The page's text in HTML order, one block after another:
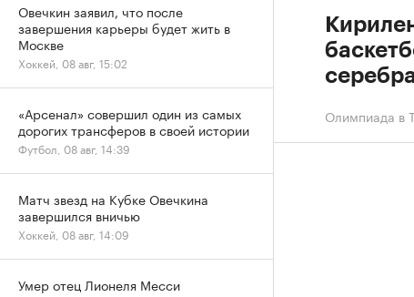
Олимпиада в
Овечкин заявил, что после
завершения карьеры будет жить в
Москве
Хоккей, 08 авг, 15:02
«Арсенал» совершил один из самых
дорогих трансферов в своей истории
Футбол, 08 авг, 14:39
Матч звезд на Кубке Овечкина
завершился вничью
Хоккей, 08 авг, 14:09
Умер отец Лионеля Месси